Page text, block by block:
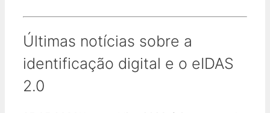
Últimas notícias sobre a
identificação digital e o eIDAS
2.0